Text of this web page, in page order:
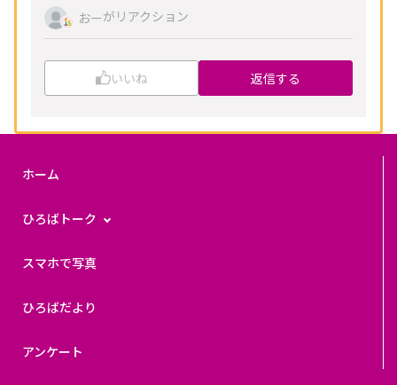
おーがリアクション
いいね 返信する
ホーム
ひろばトーク
スマホで写真
ひろばだより
アンケート